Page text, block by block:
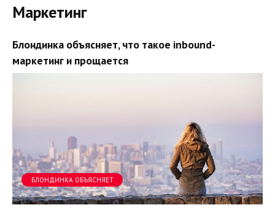
Маркетинг
Блондинка объясняет, что такое inbound-
маркетинг и прощается
БЛОНДИНКА ОБЪЯСНЯЕТ